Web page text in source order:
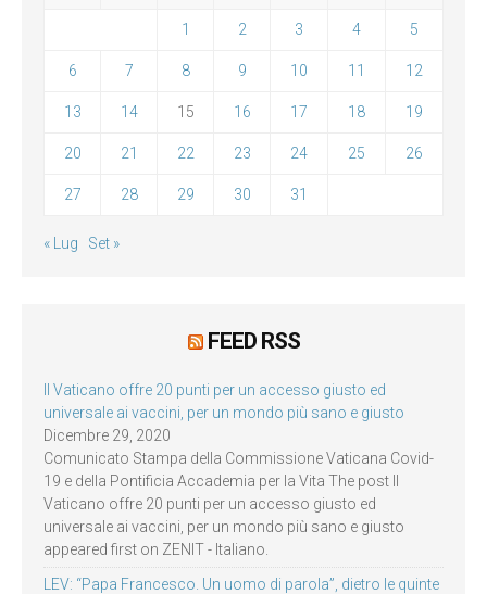
1 2 3 4 5
6 7 8 9 10 11 12
13 14 15 16 17 18 19
20 21 22 23 24 25 26
27 28 29 30 31
« Lug Set »
FEED RSS
Il Vaticano offre 20 punti per un accesso giusto ed
universale ai vaccini, per un mondo più sano e giusto
Dicembre 29, 2020
Comunicato Stampa della Commissione Vaticana Covid-
19 e della Pontificia Accademia per la Vita The post Il
Vaticano offre 20 punti per un accesso giusto ed
universale ai vaccini, per un mondo più sano e giusto
appeared first on ZENIT - Italiano.
LEV: “Papa Francesco. Un uomo di parola”, dietro le quinte